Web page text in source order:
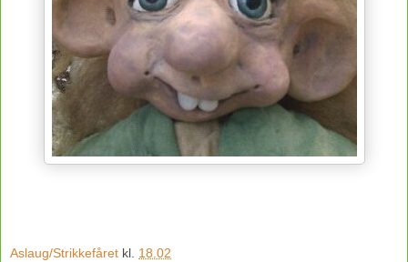
Aslaug/Strikkefåret kl. 18.02